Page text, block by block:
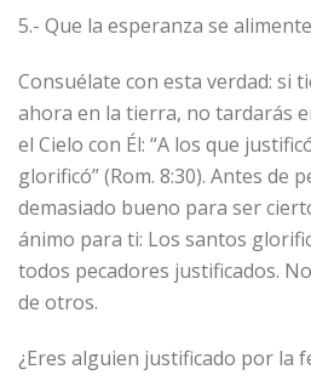
5.- Que la esperanza se
Consuélate con esta verdad: si
ahora en la tierra, no tardarás
el Cielo con Él: “A los que
glorificó” (Rom. 8:30). Antes de
demasiado bueno para ser
ánimo para ti: Los santos
todos pecadores justificados.
de otros.
¿Eres alguien justificado por la